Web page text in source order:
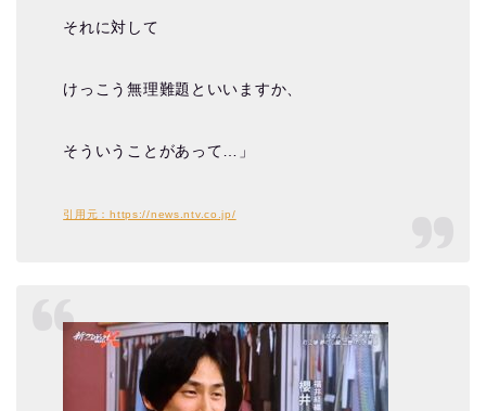
それに対して
けっこう無理難題といいますか、
そういうことがあって…」
引用元：https://news.ntv.co.jp/